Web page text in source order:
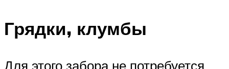
Грядки, клумбы
Для этого забора не потребуется